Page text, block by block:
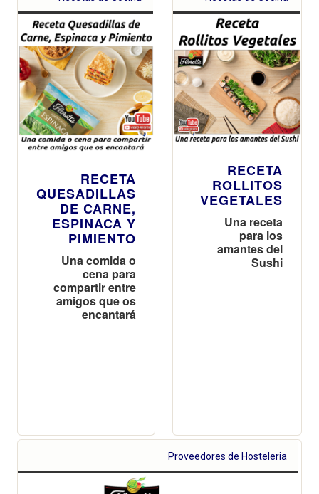
productiva
hasta los 24
millones de
unidades de
ensaladas y
verduras
envasadas al
año
RECETA
QUESADILLAS
DE CARNE,
ESPINACA Y
PIMIENTO
Una comida o
cena para
compartir entre
amigos que os
encantará
RECETA
ROLLITOS
VEGETALES
Una receta
para los
amantes del
Sushi
Proveedores de Hosteleria